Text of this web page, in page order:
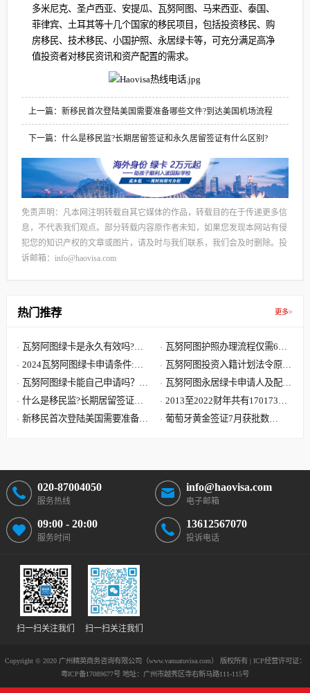
多米尼克、圣卢西亚、安提瓜、瓦努阿图、马来西亚、泰国、
菲律宾、土耳其等十几个国家的移民项目，包括投资移民、购
房移民、技术移民、小国护照、永居绿卡等，可充分满足高净
值投资者对移民资讯和资产配置的需求。
上一篇：新移民首次登陆美国需要准备哪些文件?到达美国机场流程
下一篇：什么是移民监?长期居留签证和永久居留签证有什么区别?
免责声明：凡本网注明转载自其它媒体的作品，转载目的在于传递更多信
息，不代表我们观点。部分转载内容原作者未知，如果您发现本网站有侵
犯您的知识产权的文章或图片，请及时与我们联系，我们会及时删除。投
诉邮箱：info@haovisa.com
热门推荐 更多>
瓦努阿图绿卡是永久有效吗?瓦
努阿图绿卡有效期是多久?
瓦努阿图护照办理流程仅需6步,
快至30天获批 60天收到原件
2024瓦努阿图绿卡申请条件:单
人8000美元 7天获批三周拿卡
瓦努阿图投资入籍计划法令原文
解读,主申请人捐献8万美元起
瓦努阿图绿卡能自己申请吗？答
案可能要让您失望了
瓦努阿图永居绿卡申请人及配偶
子女需要提供资料最全清单
什么是移民监?长期居留签证和
永久居留签证有什么区别?
2013至2022财年共有170173位
中国大陆申请人移民美国
新移民首次登陆美国需要准备哪
葡萄牙黄金签证7月获批数
020-87004050
服务热线
info@haovisa.com
电子邮箱
09:00 - 20:00
服务时间
13612567070
投诉电话
扫一扫关注我们 扫一扫关注我们
Copyright © 2020 广州精英商务咨询有限公司（www.vanuatuvisa.com） 版权所有 | ICP经营许可证：
粤ICP备17089677号 地址：广州市越秀区寺右新马路111-115号